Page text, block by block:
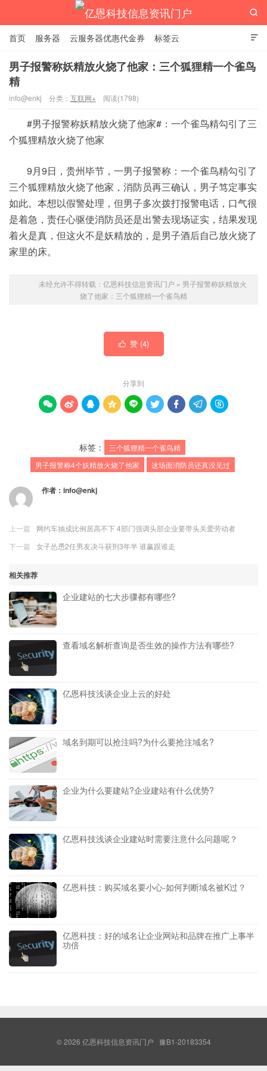
亿恩科技信息资讯门户

首页 服务器 云服务器优惠代金券 标签云

男子报警称妖精放火烧了他家：三个狐狸精一个雀鸟
精
info@enkj 分类： 互联网+ 阅读(1798)
#男子报警称妖精放火烧了他家#：一个雀鸟精勾引了三
个狐狸精放火烧了他家
9月9日，贵州毕节，一男子报警称：一个雀鸟精勾引了
三个狐狸精放火烧了他家，消防员再三确认，男子笃定事实
如此。本想以假警处理，但男子多次拨打报警电话，口气很
是着急，责任心驱使消防员还是出警去现场证实，结果发现
着火是真，但这火不是妖精放的，是男子酒后自己放火烧了
家里的床。
未经允许不得转载： 亿恩科技信息资讯门户 » 男子报警称妖精放火
烧了他家：三个狐狸精一个雀鸟精
 赞 (4)
分享到
        
标签：
三个狐狸精一个雀鸟精
男子报警称4个妖精放火烧了他家
这场面消防员还真没见过
作者： info@enkj
上一篇
网约车抽成比例居高不下 4部门强调头部企业要带头关爱劳动者
下一篇
女子怂恿2任男友决斗获刑3年半 谁赢跟谁走
相关推荐
企业建站的七大步骤都有哪些?
查看域名解析查询是否生效的操作方法有哪些?
亿恩科技浅谈企业上云的好处
域名到期可以抢注吗?为什么要抢注域名?
企业为什么要建站?企业建站有什么优势?
亿恩科技浅谈企业建站时需要注意什么问题呢？
亿恩科技：购买域名要小心-如何判断域名被K过？
亿恩科技：好的域名让企业网站和品牌在推广上事半
功倍
© 2026 亿恩科技信息资讯门户 豫B1-20183354